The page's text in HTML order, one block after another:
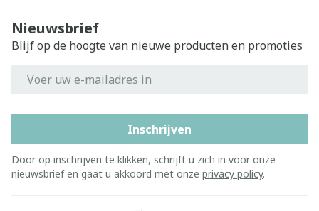
Nieuwsbrief
Blijf op de hoogte van nieuwe producten en promoties
Inschrijven
Door op inschrijven te klikken, schrijft u zich in voor onze
nieuwsbrief en gaat u akkoord met onze privacy policy.